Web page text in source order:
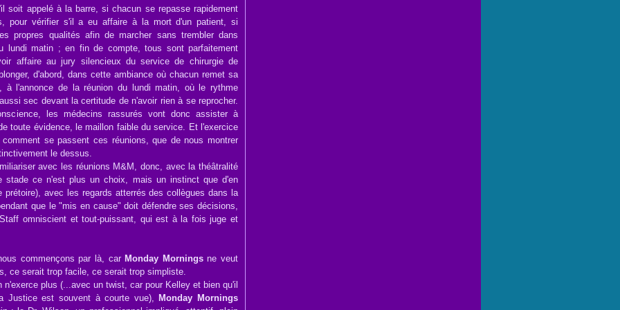
soit appelé à la barre, si chacun se repasse rapidement
pour vérifier s'il a eu affaire à la mort d'un patient, si
propres qualités afin de marcher sans trembler dans
lundi matin ; en fin de compte, tous sont parfaitement
affaire au jury silencieux du service de chirurgie de
d'abord, dans cette ambiance où chacun remet sa
à l'annonce de la réunion du lundi matin, où le rythme
sec devant la certitude de n'avoir rien à se reprocher.
les médecins rassurés vont donc assister à
toute évidence, le maillon faible du service. Et l'exercice
se passent ces réunions, que de nous montrer
le dessus.
avec les réunions M&M, donc, avec la théâtralité
stade ce n'est plus un choix, mais un instinct que d'en
prétoire), avec les regards atterrés des collègues dans la
que le "mis en cause" doit défendre ses décisions,
omniscient et tout-puissant, qui est à la fois juge et
commençons par là, car Monday Morningsne veut
ce serait trop facile, ce serait trop simpliste.
plus (...avec un twist, car pour Kelley et bien qu'il
est souvent à courte vue), Monday Mornings